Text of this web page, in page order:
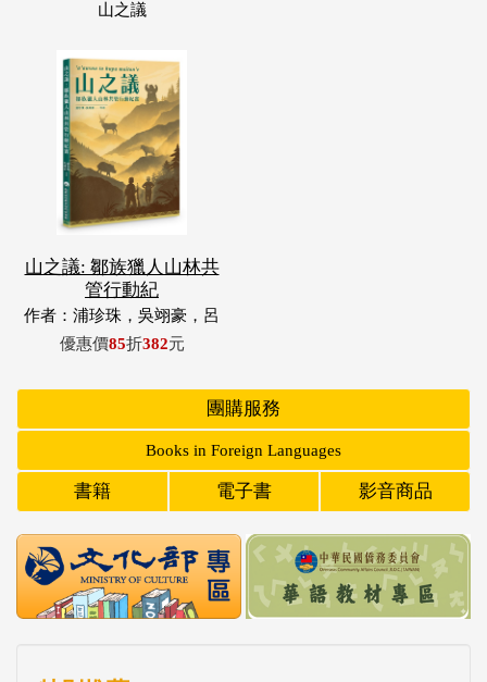
山之議
山之議: 鄒族獵人山林共
管行動紀
作者：浦珍珠，吳翊豪，呂
翊齊，張惠東，許玉青，王
優惠價85折382元
團購服務
Books in Foreign Languages
書籍 電子書 影音商品